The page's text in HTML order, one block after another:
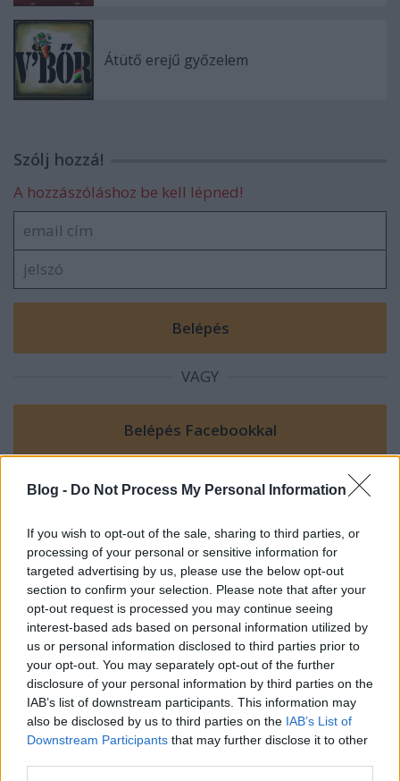
Blog - Do Not Process My Personal Information
If you wish to opt-out of the sale, sharing to third parties, or
processing of your personal or sensitive information for
targeted advertising by us, please use the below opt-out
section to confirm your selection. Please note that after your
opt-out request is processed you may continue seeing
interest-based ads based on personal information utilized by
us or personal information disclosed to third parties prior to
your opt-out. You may separately opt-out of the further
disclosure of your personal information by third parties on the
IAB’s list of downstream participants. This information may
also be disclosed by us to third parties on the IAB’s List of
Downstream Participants that may further disclose it to other
Átütő erejű győzelem
Szólj hozzá!
A hozzászóláshoz be kell lépned!
VAGY
Seduxen (már NEM dr.)
17 éve
@Félkupica_Fehér_Főnök: kövezz meg, de
hajdúpetyával azért szívesen lennék "lyuktestvér"...
bocsánat a hölgyektől a tapintatlanságomért, és a
nők eme "tárgyiasításáért"... offkorsz...